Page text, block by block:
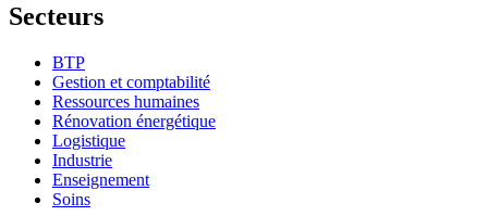
Secteurs
BTP
Gestion et comptabilité
Ressources humaines
Rénovation énergétique
Logistique
Industrie
Enseignement
Soins